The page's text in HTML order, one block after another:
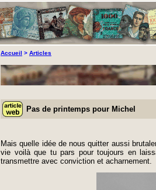
Pas de printemps pour Michel
Mais quelle idée de nous quitter aussi
vie voilà que tu pars pour toujours en
transmettre avec conviction et acharnement.
Accueil > Articles